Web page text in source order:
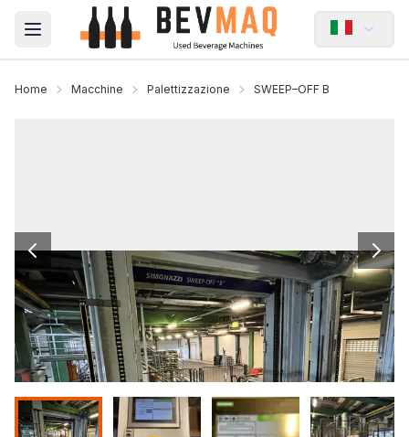
Open main menu
Home Macchine Palettizzazione SWEEP–OFF B